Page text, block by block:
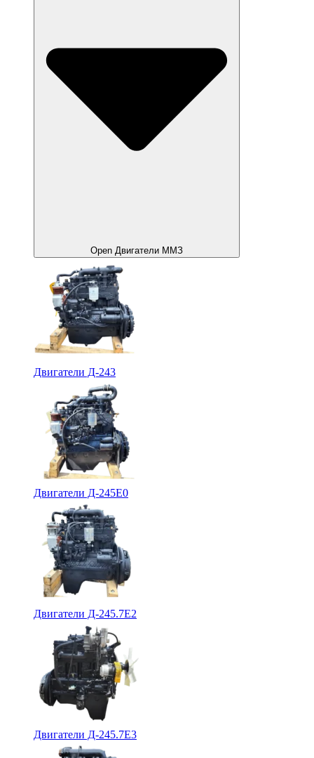
Open Двигатели ММЗ
Двигатели Д-243
Двигатели Д-245Е0
Двигатели Д-245.7Е2
Двигатели Д-245.7Е3